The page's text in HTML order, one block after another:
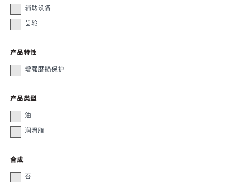
辅助设备
齿轮
产品特性
增强磨损保护
产品类型
油
润滑脂
合成
否